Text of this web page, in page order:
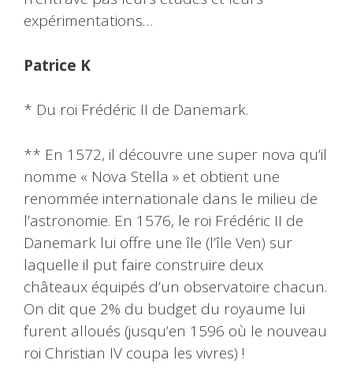
expérimentations…
Patrice K
* Du roi Frédéric II de Danemark.
** En 1572, il découvre une super nova qu’il
nomme « Nova Stella » et obtient une
renommée internationale dans le milieu de
l’astronomie. En 1576, le roi Frédéric II de
Danemark lui offre une île (l’île Ven) sur
laquelle il put faire construire deux
châteaux équipés d’un observatoire chacun.
On dit que 2% du budget du royaume lui
furent alloués (jusqu’en 1596 où le nouveau
roi Christian IV coupa les vivres) !